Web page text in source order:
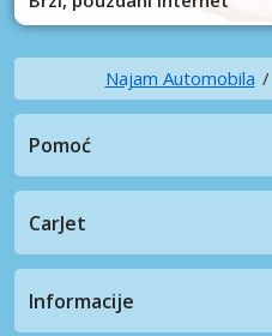
Najam Automobila
Pomoć
CarJet
Informacije